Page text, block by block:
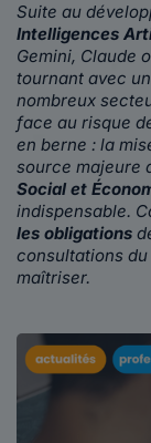
Suite au
Intelligences
Gemini, Claude
tournant avec
nombreux
face au risque
en berne : la
source majeure
Social et
indispensable.
les obligations
consultations du
maîtriser.